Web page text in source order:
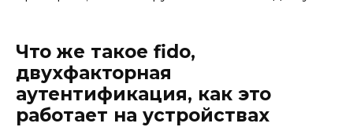
Что же такое fido,
двухфакторная
аутентификация, как это
работает на устройствах